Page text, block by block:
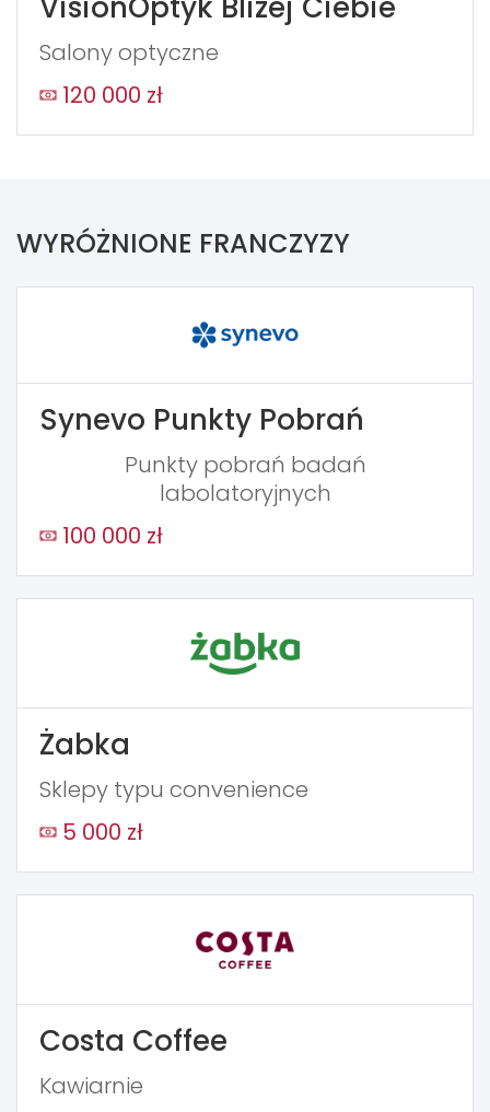
Salony optyczne
120 000 zł
WYRÓŻNIONE FRANCZYZY
Synevo Punkty Pobrań
Punkty pobrań badań
labolatoryjnych
100 000 zł
Żabka
Sklepy typu convenience
5 000 zł
Costa Coffee
Kawiarnie